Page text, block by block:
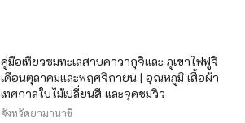
คู่มือเที่ยวชมทะเลสาบคาวากุจิและ ภูเขาไฟฟูจิ
เดือนตุลาคมและพฤศจิกายน | อุณหภูมิ เสื้อผ้า
เทศกาลใบไม้เปลี่ยนสี และจุดชมวิว
จังหวัดยามานาชิ